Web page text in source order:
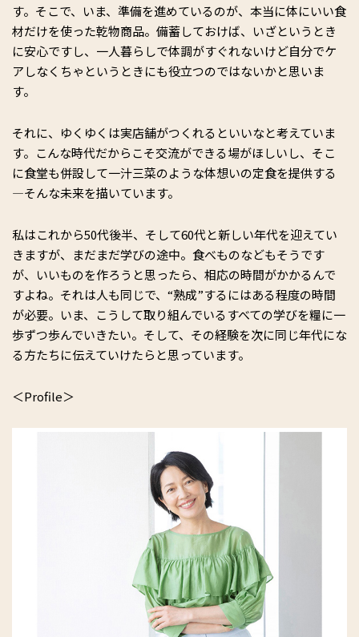
す。そこで、いま、準備を進めているのが、本当に体にいい食
材だけを使った乾物商品。備蓄しておけば、いざというとき
に安心ですし、一人暮らしで体調がすぐれないけど自分でケ
アしなくちゃというときにも役立つのではないかと思いま
す。
それに、ゆくゆくは実店舗がつくれるといいなと考えていま
す。こんな時代だからこそ交流ができる場がほしいし、そこ
に食堂も併設して一汁三菜のような体想いの定食を提供する
―そんな未来を描いています。
私はこれから50代後半、そして60代と新しい年代を迎えてい
きますが、まだまだ学びの途中。食べものなどもそうです
が、いいものを作ろうと思ったら、相応の時間がかかるんで
すよね。それは人も同じで、“熟成”するにはある程度の時間
が必要。いま、こうして取り組んでいるすべての学びを糧に一
歩ずつ歩んでいきたい。そして、その経験を次に同じ年代にな
る方たちに伝えていけたらと思っています。
＜Profile＞